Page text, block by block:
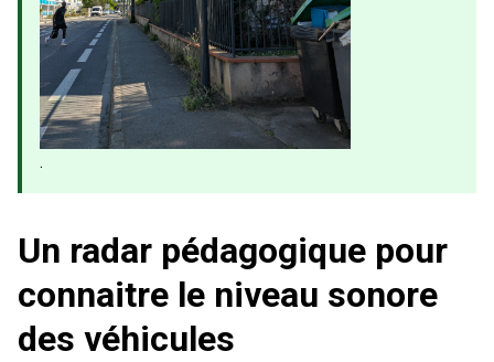
.
Un radar pédagogique pour
connaitre le niveau sonore
des véhicules